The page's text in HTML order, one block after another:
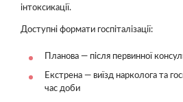
інтоксикації.
Доступні формати госпіталізації:
Планова — після первинної
Екстрена — виїзд нарколога та
час доби